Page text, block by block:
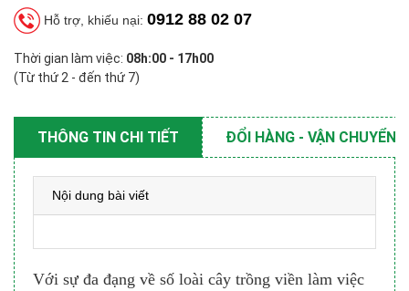
Hỗ trợ, khiếu nại: 0912 88 02 07
Thời gian làm việc: 08h:00 - 17h00
(Từ thứ 2 - đến thứ 7)
THÔNG TIN CHI TIẾT ĐỔI HÀNG - VẬN CHUYỂN
Nội dung bài viết
Với sự đa đạng về số loài cây trồng viền làm việc